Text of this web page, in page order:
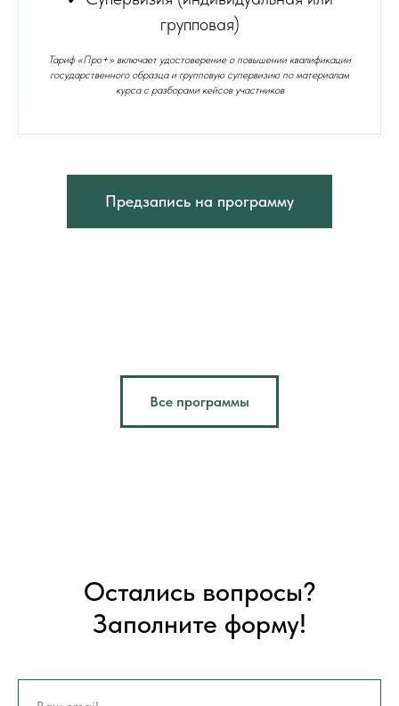
групповая)
Тариф «Про+» включает удостоверение о повышении квалификации
государственного образца и групповую супервизию по материалам
курса с разборами кейсов участников
Предзапись на программу
Все программы
Остались вопросы?
Заполните форму!